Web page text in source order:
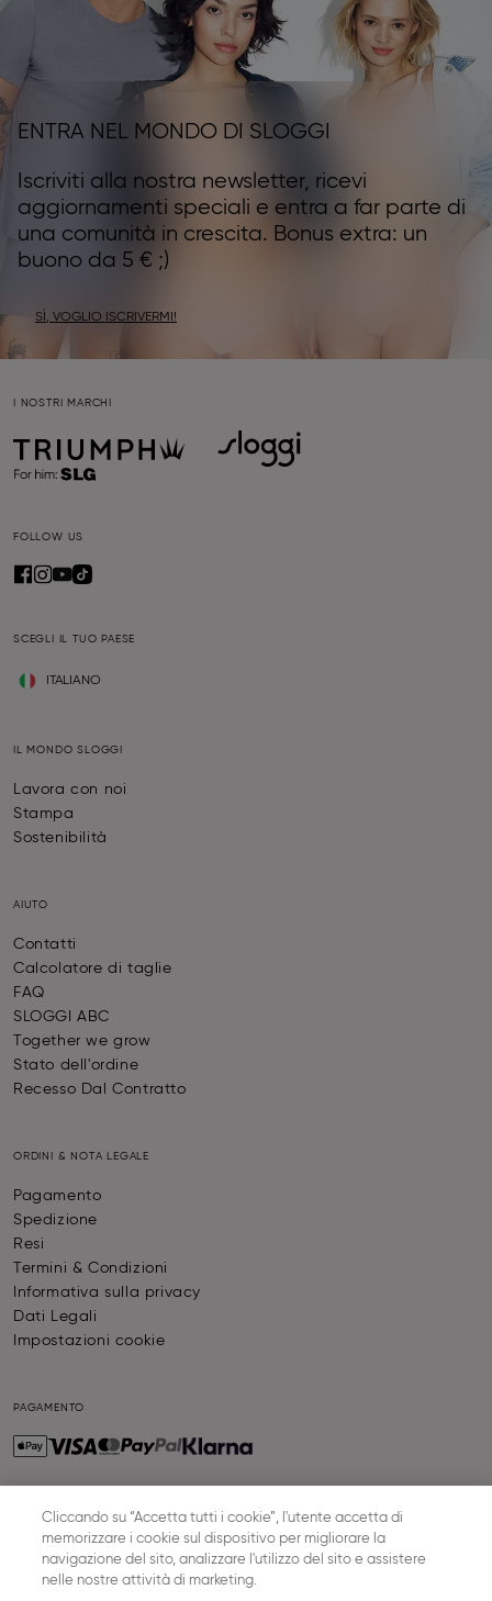
ENTRA NEL MONDO DI SLOGGI
Iscriviti alla nostra newsletter, ricevi
aggiornamenti speciali e entra a far parte di
una comunità in crescita. Bonus extra: un
buono da 5 € ;)
SÌ, VOGLIO ISCRIVERMI!
I NOSTRI MARCHI
FOLLOW US
SCEGLI IL TUO PAESE
ITALIANO
IL MONDO SLOGGI
Lavora con noi
Stampa
Sostenibilità
AIUTO
Contatti
Calcolatore di taglie
FAQ
SLOGGI ABC
Together we grow
Stato dell'ordine
Recesso Dal Contratto
ORDINI & NOTA LEGALE
Pagamento
Spedizione
Resi
Termini & Condizioni
Informativa sulla privacy
Dati Legali
Impostazioni cookie
PAGAMENTO
SPEDIZIONE
Cliccando su “Accetta tutti i cookie”, l'utente accetta di
memorizzare i cookie sul dispositivo per migliorare la
navigazione del sito, analizzare l'utilizzo del sito e assistere
nelle nostre attività di marketing.